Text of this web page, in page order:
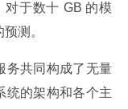
于数十 GB 的模
测。
务共同构成了无量
统的架构和各个主